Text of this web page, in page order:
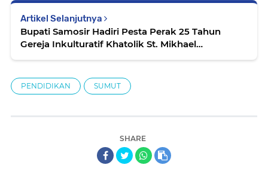
Artikel Selanjutnya
Bupati Samosir Hadiri Pesta Perak 25 Tahun
Gereja Inkulturatif Khatolik St. Mikhael
PENDIDIKAN SUMUT
SHARE